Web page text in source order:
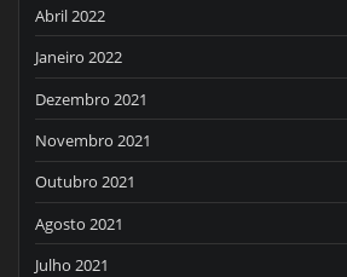
Abril 2022
Janeiro 2022
Dezembro 2021
Novembro 2021
Outubro 2021
Agosto 2021
Julho 2021